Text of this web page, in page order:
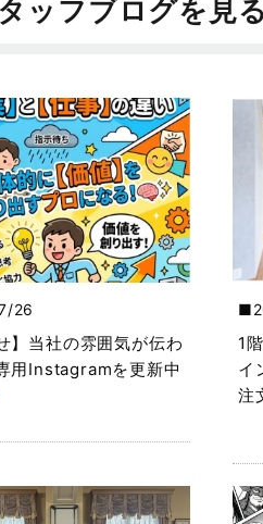
ッフブログを見る
26
】当社の雰囲気が伝わ
用Instagramを更新中
1
イ
注